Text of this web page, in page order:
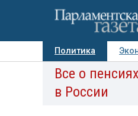
Политика
Авторы
Все о пенсиях
в России